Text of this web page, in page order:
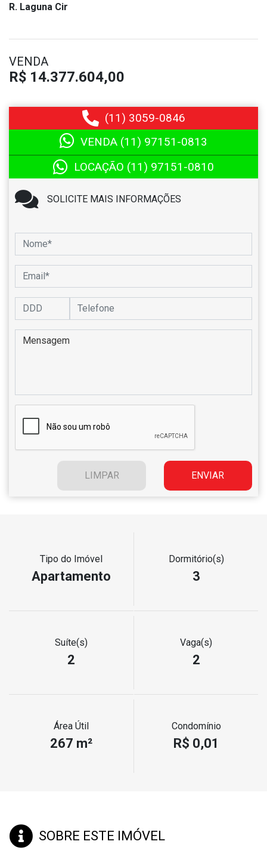
(11) 3059-0846
VENDA (11) 97151-0813
LOCAÇÃO (11) 97151-0810
SOLICITE MAIS INFORMAÇÕES
R. Laguna Cir
VENDA
R$ 14.377.604,00
Tipo do Imóvel
Apartamento
Dormitório(s)
3
Suíte(s)
2
Vaga(s)
2
Área Útil
267 m²
Condomínio
R$ 0,01
SOBRE ESTE IMÓVEL